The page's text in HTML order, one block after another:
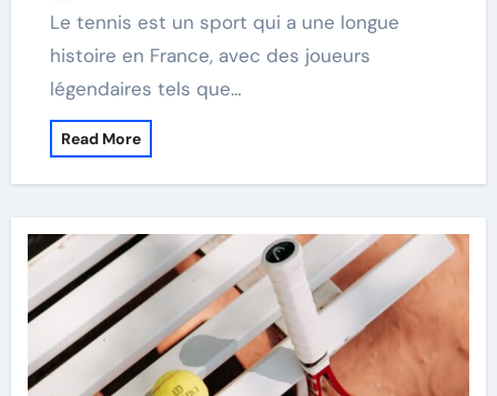
Le tennis est un sport qui a une longue
histoire en France, avec des joueurs
légendaires tels que…
Read More